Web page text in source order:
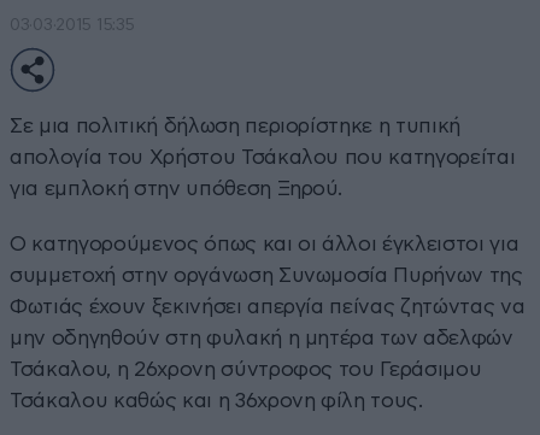
03·03·2015 15:35
Σε μια πολιτική δήλωση περιορίστηκε η τυπική
απολογία του Χρήστου Τσάκαλου που κατηγορείται
για εμπλοκή στην υπόθεση Ξηρού.
Ο κατηγορούμενος όπως και οι άλλοι έγκλειστοι για
συμμετοχή στην οργάνωση Συνωμοσία Πυρήνων της
Φωτιάς έχουν ξεκινήσει απεργία πείνας ζητώντας να
μην οδηγηθούν στη φυλακή η μητέρα των αδελφών
Τσάκαλου, η 26χρονη σύντροφος του Γεράσιμου
Τσάκαλου καθώς και η 36χρονη φίλη τους.